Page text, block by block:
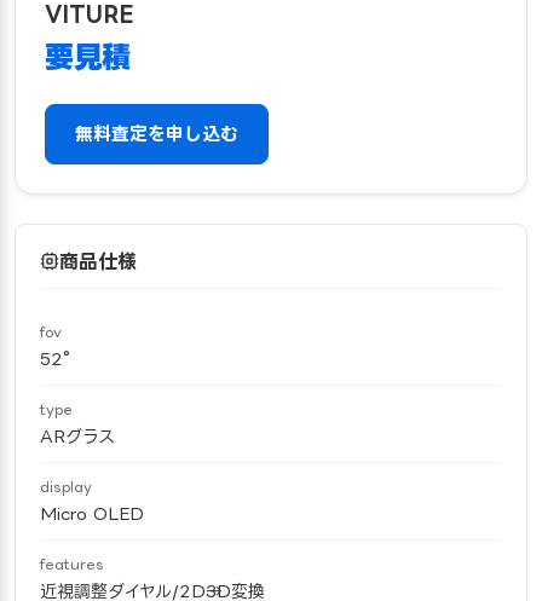
VITURE
要見積
無料査定を申し込む
商品仕様
fov
52°
type
ARグラス
display
Micro OLED
features
近視調整ダイヤル/2D→3D変換